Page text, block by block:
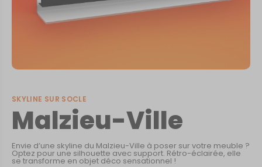
SKYLINE SUR SOCLE
Malzieu-Ville
Envie d’une skyline du Malzieu-Ville à poser sur votre meuble ?
Optez pour une silhouette avec support. Rétro-éclairée, elle
se transforme en objet déco sensationnel !